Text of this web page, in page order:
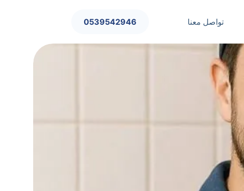
تواصل معنا 0539542946